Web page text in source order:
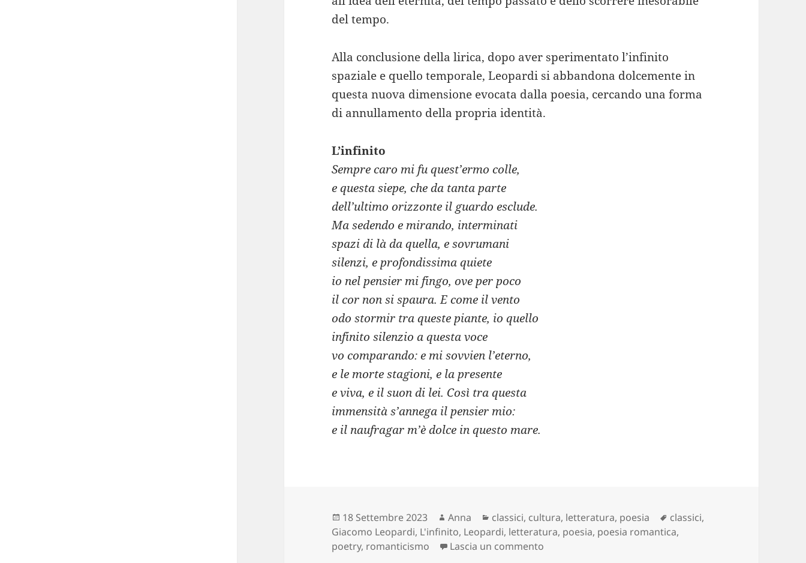
del tempo.
Alla conclusione della lirica, dopo aver sperimentato l’infinito
spaziale e quello temporale, Leopardi si abbandona dolcemente in
questa nuova dimensione evocata dalla poesia, cercando una forma
di annullamento della propria identità.
L’infinito
Sempre caro mi fu quest’ermo colle,
e questa siepe, che da tanta parte
dell’ultimo orizzonte il guardo esclude.
Ma sedendo e mirando, interminati
spazi di là da quella, e sovrumani
silenzi, e profondissima quiete
io nel pensier mi fingo, ove per poco
il cor non si spaura. E come il vento
odo stormir tra queste piante, io quello
infinito silenzio a questa voce
vo comparando: e mi sovvien l’eterno,
e le morte stagioni, e la presente
e viva, e il suon di lei. Così tra questa
immensità s’annega il pensier mio:
e il naufragar m’è dolce in questo mare.
Scritto
il
18 Settembre 2023 Autore
Anna Categorie
classici, cultura, letteratura, poesia Tag
classici,
Giacomo Leopardi, L'infinito, Leopardi, letteratura, poesia, poesia romantica,
poetry, romanticismo Lascia un commento